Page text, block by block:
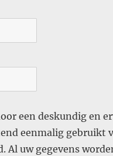
een deskundig en
eenmalig gebruikt
Al uw gegevens